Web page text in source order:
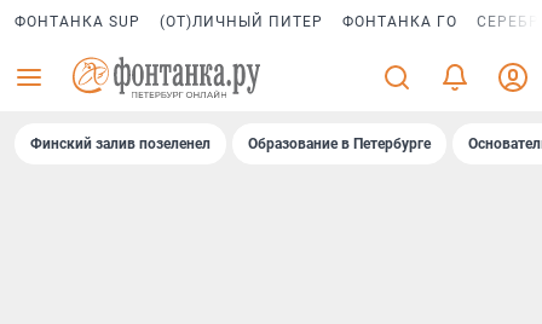
ФОНТАНКА SUP (ОТ)ЛИЧНЫЙ ПИТЕР ФОНТАНКА ГО
Финский залив позеленел Образование в Петербурге